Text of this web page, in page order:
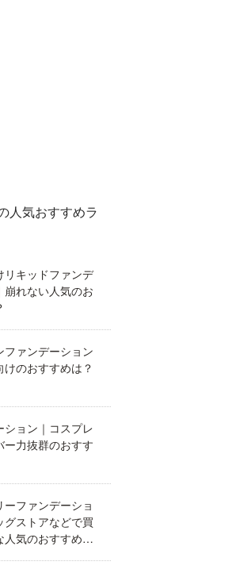
人気おすすめラ
リキッドファンデ
崩れない人気のお
ファンデーション
けのおすすめは？
ション｜コスプレ
ー力抜群のおすす
ーファンデーショ
グストアなどで買
人気のおすすめ